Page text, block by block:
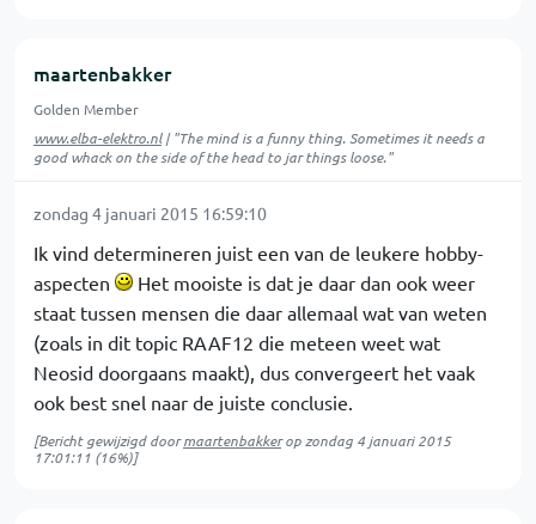
maartenbakker
Golden Member
www.elba-elektro.nl| "The mind is a funny thing. Sometimes it needs a
good whack on the side of the head to jar things loose."
zondag 4 januari 2015 16:59:10
Ik vind determineren juist een van de leukere hobby-
aspecten
Het mooiste is dat je daar dan ook weer
staat tussen mensen die daar allemaal wat van weten
(zoals in dit topic RAAF12 die meteen weet wat
Neosid doorgaans maakt), dus convergeert het vaak
ook best snel naar de juiste conclusie.
[Bericht gewijzigd doormaartenbakkerop zondag 4 januari 2015
17:01:11 (16%)]